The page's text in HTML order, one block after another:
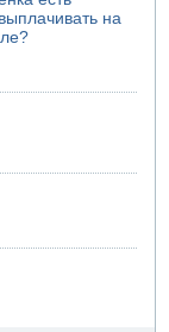
Ливана
на